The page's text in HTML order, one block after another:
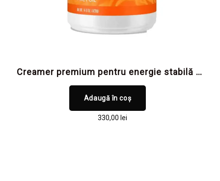
Creamer premium pentru energie stabilă și
sațietate de durată, suport pentru
performanța zilnică
Adaugă în coș
330,00 lei